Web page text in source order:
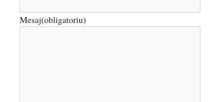
Mesaj(obligatoriu)